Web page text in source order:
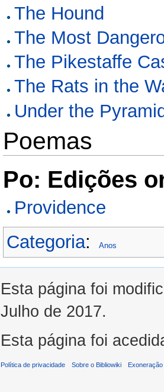
The Hound
The Most
The Pikestaffe
The Rats in the
Under the
Poemas
Po: Edições
Providence
Categoria: Anos
Esta página foi
Julho de 2017.
Esta página foi
Política de privacidade Sobre o Bibliowiki